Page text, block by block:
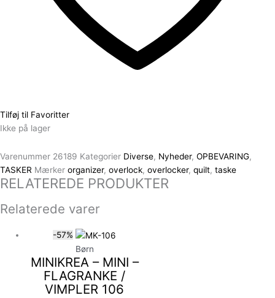
Tilføj til Favoritter
Ikke på lager
Varenummer 26189 Kategorier Diverse, Nyheder, OPBEVARING,
TASKER Mærker organizer, overlock, overlocker, quilt, taske
RELATEREDE PRODUKTER
Relaterede varer
-57%
Børn
MINIKREA – MINI –
FLAGRANKE /
VIMPLER 106